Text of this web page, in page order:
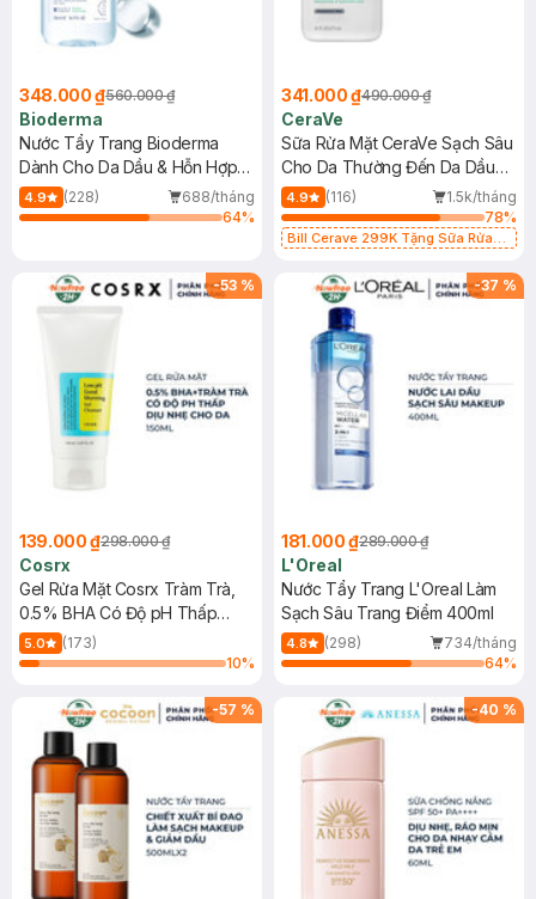
348.000 ₫560.000 ₫
Bioderma
Nước Tẩy Trang Bioderma
Dành Cho Da Dầu & Hỗn Hợp
500ml
4.9 (228)
688/tháng
64%
341.000 ₫490.000 ₫
CeraVe
Sữa Rửa Mặt CeraVe Sạch Sâu
Cho Da Thường Đến Da Dầu
473ml
4.9 (116)
1.5k/tháng
78%
Bill Cerave 299K Tặng Sữa Rửa
-53 %
139.000 ₫298.000 ₫
Cosrx
Gel Rửa Mặt Cosrx Tràm Trà,
0.5% BHA Có Độ pH Thấp
150ml
5.0
(173)
10%
-37 %
181.000 ₫289.000 ₫
L'Oreal
Nước Tẩy Trang L'Oreal Làm
Sạch Sâu Trang Điểm 400ml
4.8 (298)
734/tháng
64%
-57 % -40 %